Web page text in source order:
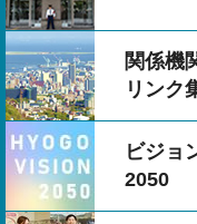
関係機
リンク
ビジョ
2050